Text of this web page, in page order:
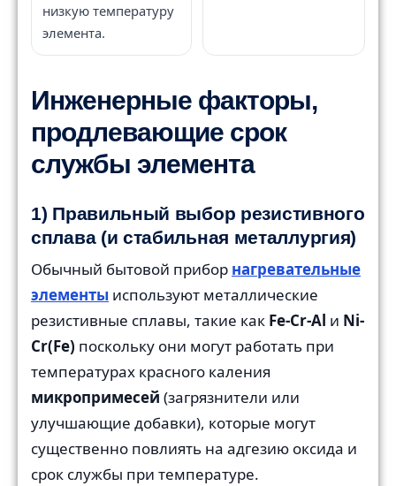
низкую температуру
элемента.
Инженерные факторы,
продлевающие срок
службы элемента
1) Правильный выбор резистивного
сплава (и стабильная металлургия)
Обычный бытовой прибор нагревательные
элементы используют металлические
резистивные сплавы, такие как Fe-Cr-Al и Ni-
Cr(Fe) поскольку они могут работать при
температурах красного каления
микропримесей (загрязнители или
улучшающие добавки), которые могут
существенно повлиять на адгезию оксида и
срок службы при температуре.